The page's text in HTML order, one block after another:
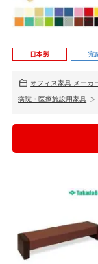
オフィス家具 メーカ
病院・医療施設用家具